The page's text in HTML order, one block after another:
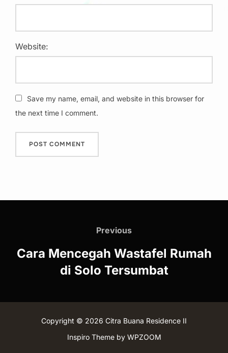
Website:
Save my name, email, and website in this browser for
the next time I comment.
Previous
Previous
Cara Mencegah Wastafel Rumah
di Solo Tersumbat
Copyright © 2026 Citra Buana Residence II
Inspiro Themeby WPZOOM